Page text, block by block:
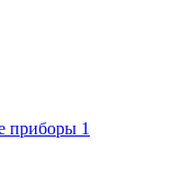
приборы 1